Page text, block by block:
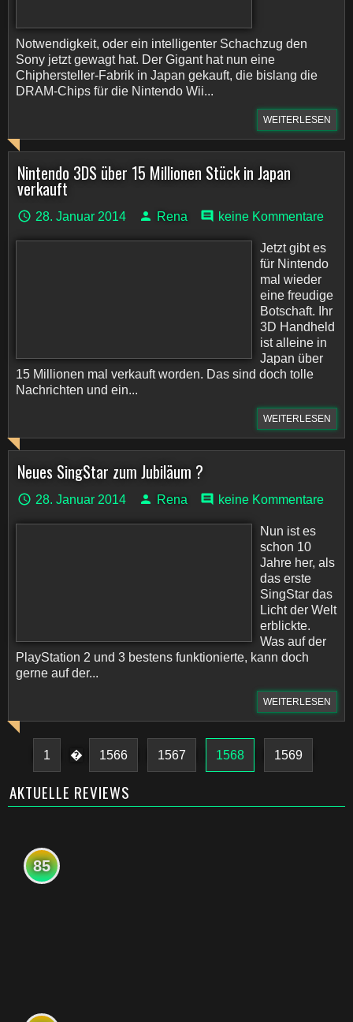
Notwendigkeit, oder ein intelligenter Schachzug den
Sony jetzt gewagt hat. Der Gigant hat nun eine
Chiphersteller-Fabrik in Japan gekauft, die bislang die
DRAM-Chips für die Nintendo Wii...
WEITERLESEN
Nintendo 3DS über 15 Millionen Stück in Japan
verkauft
28. Januar 2014 Rena keine Kommentare
Jetzt gibt es
für Nintendo
mal wieder
eine freudige
Botschaft. Ihr
3D Handheld
ist alleine in
Japan über
15 Millionen mal verkauft worden. Das sind doch tolle
Nachrichten und ein...
WEITERLESEN
Neues SingStar zum Jubiläum ?
28. Januar 2014 Rena keine Kommentare
Nun ist es
schon 10
Jahre her, als
das erste
SingStar das
Licht der Welt
erblickte.
Was auf der
PlayStation 2 und 3 bestens funktionierte, kann doch
gerne auf der...
WEITERLESEN
1 � 1566 1567 1568 1569
AKTUELLE REVIEWS
85